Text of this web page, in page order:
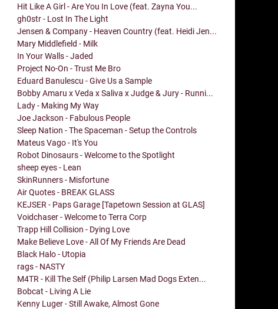
Hit Like A Girl - Are You In Love (feat. Zayna You...
gh0str - Lost In The Light
Jensen & Company - Heaven Country (feat. Heidi Jen...
Mary Middlefield - Milk
In Your Walls - Jaded
Project No-On - Trust Me Bro
Eduard Banulescu - Give Us a Sample
Bobby Amaru x Veda x Saliva x Judge & Jury - Runni...
Lady - Making My Way
Joe Jackson - Fabulous People
Sleep Nation - The Spaceman - Setup the Controls
Mateus Vago - It's You
Robot Dinosaurs - Welcome to the Spotlight
sheep eyes - Lean
SkinRunners - Misfortune
Air Quotes - BREAK GLASS
KEJSER - Paps Garage [Tapetown Session at GLAS]
Voidchaser - Welcome to Terra Corp
Trapp Hill Collision - Dying Love
Make Believe Love - All Of My Friends Are Dead
Black Halo - Utopia
rags - NASTY
M4TR - Kill The Self (Philip Larsen Mad Dogs Exten...
Bobcat - Living A Lie
Kenny Luger - Still Awake, Almost Gone